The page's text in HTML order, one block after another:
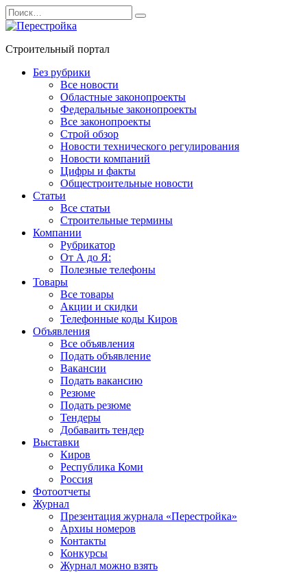
Перейти
к
содержанию
Search
for:
Строительный портал
Без рубрики
Все новости
Областные законопроекты
Федеральные законопроекты
Все законопроекты
Строй обзор
Новости технического регулирования
Новости компаний
Цифры и факты
Общестроительные новости
Статьи
Все статьи
Строительные термины
Компании
Рубрикатор
От А до Я:
Полезные телефоны
Товары
Все товары
Акции и скидки
Телефонные коды Киров
Объявления
Все объявления
Подать объявление
Вакансии
Подать вакансию
Резюме
Подать резюме
Тендеры
Добаваить тендер
Выставки
Киров
Республика Коми
Россия
Фотоотчеты
Журнал
Презентация журнала «Перестройка»
Архиы номеров
Контакты
Конкурсы
Журнал можно взять